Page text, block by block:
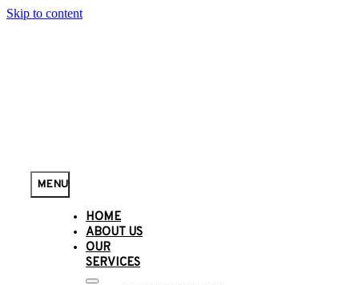
Skip to content
MENU
HOME
ABOUT US
OUR
SERVICES